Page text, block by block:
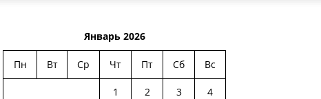
Январь 2026
Пн Вт Ср Чт Пт Сб Вс
1 2 3
4